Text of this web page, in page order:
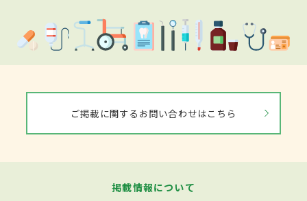
ご掲載に関するお問い合わせはこちら
掲載情報について